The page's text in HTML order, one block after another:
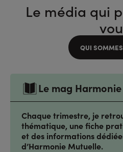
Le média qui
QUI
Le mag
Chaque trimestre, je
thématique, une fiche
et des informations
d’Harmonie Mutuelle.